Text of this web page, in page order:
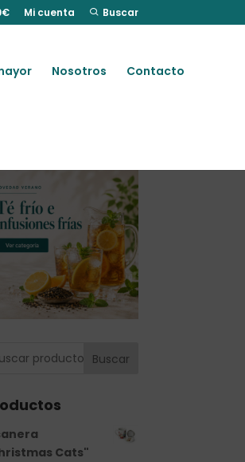
Mi cuenta Buscar
Nosotros Contacto
Buscar
Cats"